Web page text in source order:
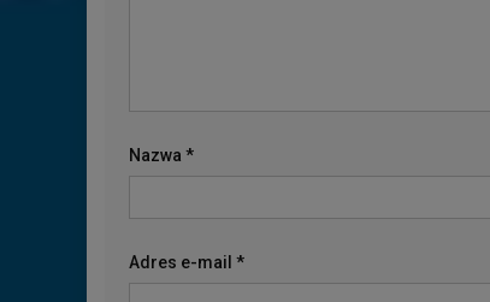
Nazwa *
Adres e-mail *